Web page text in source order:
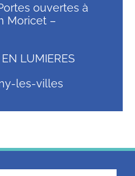
ouvertes à
Moricet –
LUMIERES
les-villes